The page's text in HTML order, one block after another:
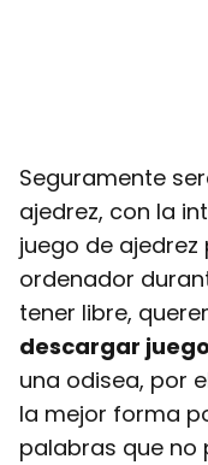
Seguramente
ajedrez, con la
juego de
ordenador
tener libre,
descargar
una odisea, por
la mejor forma
palabras que no